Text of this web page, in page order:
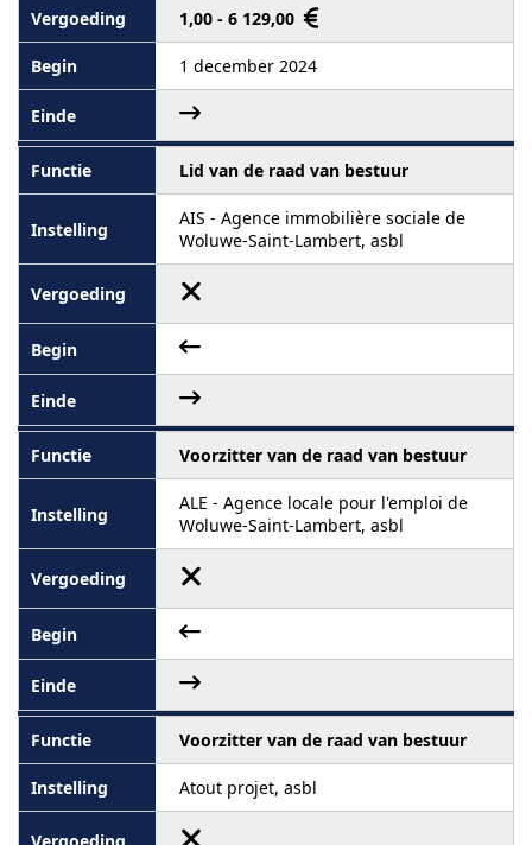
1,00 - 6 129,00
1 december 2024
Lid van de raad van bestuur
AIS - Agence immobilière sociale de
Woluwe-Saint-Lambert, asbl
Voorzitter van de raad van bestuur
ALE - Agence locale pour l'emploi de
Woluwe-Saint-Lambert, asbl
Voorzitter van de raad van bestuur
Atout projet, asbl